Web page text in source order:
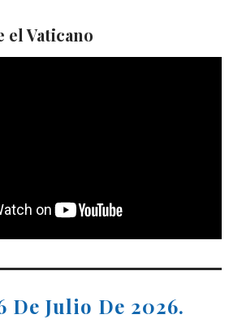
el Vaticano
De Julio De 2026.